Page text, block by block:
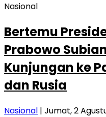
Nasional
Bertemu
Prabowo
Kunjungan ke
dan Rusia
Nasional | Jumat, 2